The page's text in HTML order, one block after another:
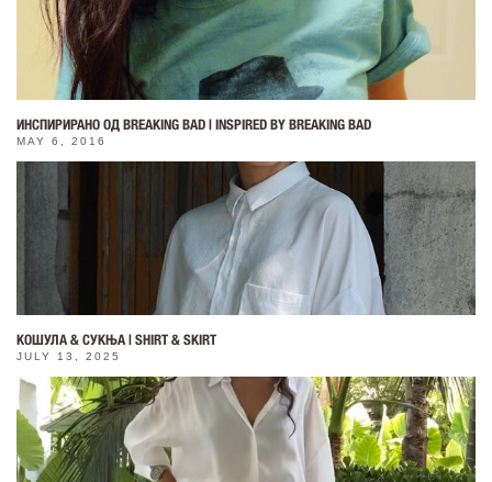
ИНСПИРИРАНО ОД BREAKING BAD | INSPIRED BY BREAKING BAD
MAY 6, 2016
КОШУЛА & СУКЊА | SHIRT & SKIRT
JULY 13, 2025